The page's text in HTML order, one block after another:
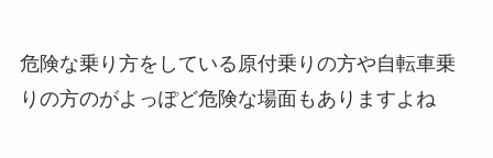
危険な乗り方をしている原付乗りの方や自転車乗
りの方のがよっぽど危険な場面もありますよね